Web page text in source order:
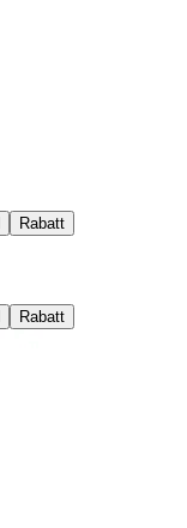
Rabatt
Rabatt